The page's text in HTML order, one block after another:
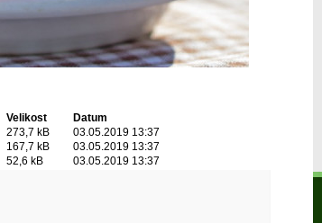
Velikost
Datum
273,7 kB
03.05.2019 13:37
167,7 kB
03.05.2019 13:37
52,6 kB 03.05.2019 13:37